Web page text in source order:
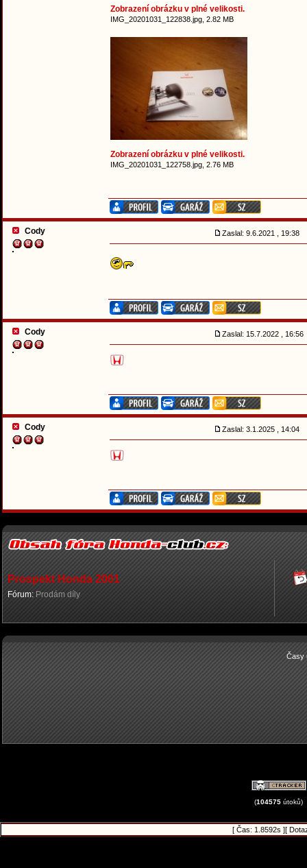
Zobrazení obrázku v plné velikosti.
IMG_20201031_122838.jpg, 2.82 MB
Zobrazení obrázku v plné velikosti.
IMG_20201031_122758.jpg, 2.76 MB
Cody Zaslal: 9.6.2021 , 19:38
Cody Zaslal: 15.7.2022 , 16:56
Cody Zaslal: 3.1.2025 , 14:04
Prospekt Honda 2001
Fórum: Prodám díly
Časy
(104575 útoků)
[ Čas: 1.8592s ][